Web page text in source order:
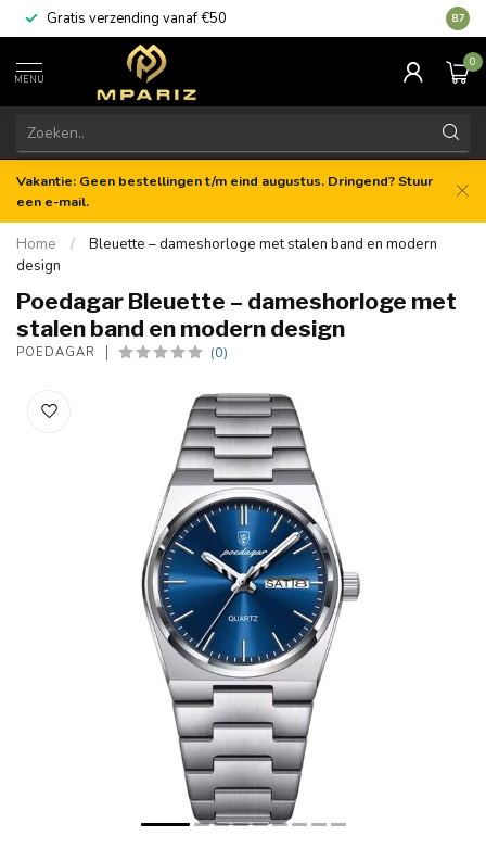
Gratis verzending vanaf €50 8.7
MENU
0
Vakantie: Geen bestellingen t/m eind augustus. Dringend? Stuur
een e-mail.
Home /
Bleuette – dameshorloge met stalen band en modern
design
Poedagar Bleuette – dameshorloge met
stalen band en modern design
POEDAGAR (0)